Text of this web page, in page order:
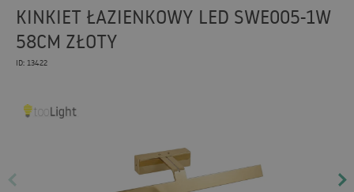
KINKIET ŁAZIENKOWY LED SWE005-1W
58CM ZŁOTY
ID: 13422